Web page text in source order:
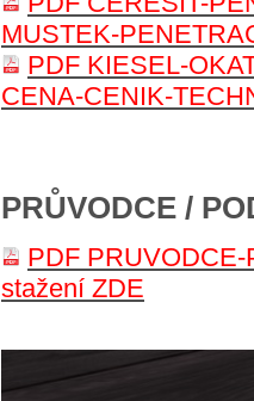
MUSTEK-
PDF KIESEL-
CENA-CENIK-
PRŮVODCE /
PDF PRUVODCE-
stažení ZDE